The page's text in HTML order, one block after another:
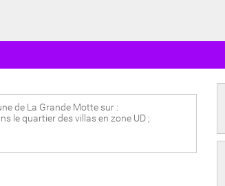
de La Grande Motte sur :
le quartier des villas en zone UD ;